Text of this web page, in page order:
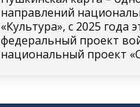
направлений
«Культура», с 2025 года
федеральный проект
национальный проект